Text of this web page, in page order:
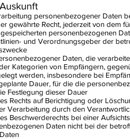
personenbezogener Daten
gewährte Recht, jederzeit von dem
personenbezogenen
und Verordnungsgeber der
Daten, die
Kategorien von Empfängern,
werden, insbesondere bei
Dauer, für die die
Festlegung dieser Dauer
Rechts auf Berichtigung oder
Verarbeitung durch den
Beschwerderechts bei einer
Daten nicht bei der